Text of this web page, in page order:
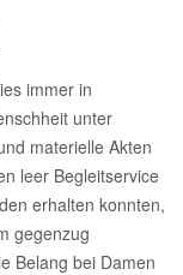
immer in
unter
materielle Akten
leer Begleitservice
erhalten konnten,
gegenzug
Belang bei Damen